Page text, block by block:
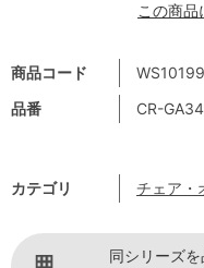
商品コード
品番
CR-
カテゴリ チェア・
この商品
同シリーズ